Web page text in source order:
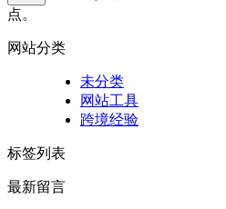
点。
网站分类
未分类
网站工具
跨境经验
标签列表
最新留言